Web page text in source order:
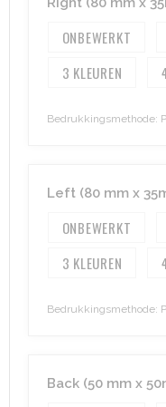
Trolleys
ONBEWERKT
3
Bedrukkingsmethode:
Left (80 mm x
ONBEWERKT
3
Bedrukkingsmethode:
Back (50 mm x